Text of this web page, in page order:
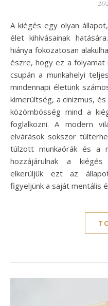
A kiégés egy olyan állapot, amely sokakat érint a modern
élet kihívásainak
hiánya fokozatosan
észre, hogy ez a
csupán a munkahelyi
mindennapi életünk
kimerültség, a cinizmus,
közömbösség mind a
foglalkozni. A modern
elvárások sokszor
túlzott munkaórák és a
hozzájárulnak a
elkerüljük ezt az
figyeljünk a saját mentális